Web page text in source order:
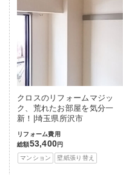
クロスのリフォームマジッ
ク、荒れたお部屋を気分一
新！|埼玉県所沢市
リフォーム費用
総額53,400円
マンション
壁紙張り替え